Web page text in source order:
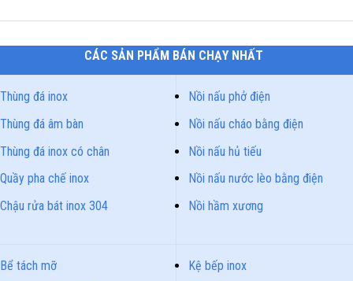
CÁC SẢN PHẨM BÁN CHẠY NHẤT
Thùng đá inox
Thùng đá âm bàn
Thùng đá inox có chân
Quầy pha chế inox
Chậu rửa bát inox 304
Nồi nấu phở điện
Nồi nấu cháo bằng điện
Nồi nấu hủ tiếu
Nồi nấu nước lèo bằng điện
Nồi hầm xương
Bể tách mỡ
Kệ bếp inox